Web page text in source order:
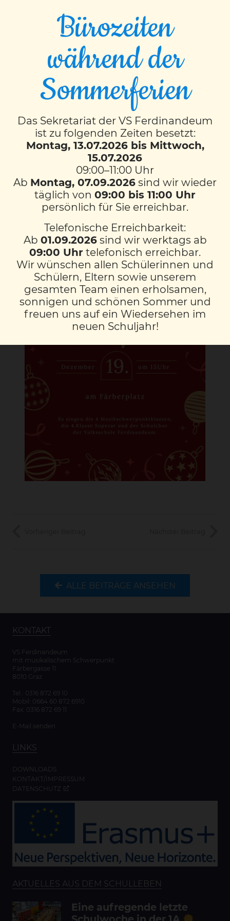
Einladung zum Advent-
Singen
19. Dezember 2025
um 15.00 Uhr, Färberplatz
Graz
Es singen die 4 Musikschwerpunktklassen,
die 4.Klasse Superar und der Schulchor der
Volksschule Ferdinandeum.
ALLE BEITRÄGE ANSEHEN
KONTAKT
VS Ferdinandeum
mit musikalischem Schwerpunkt
Färbergasse 11
8010 Graz
Tel.: 0316 872 69 10
Mobil: 0664 60 872 6910
Fax: 0316 872 69 11
E-Mail senden
LINKS
DOWNLOADS
KONTAKT/IMPRESSUM
DATENSCHUTZ
AKTUELLES AUS DEM SCHULLEBEN
Eine aufregende letzte
Bürozeiten
während der
Sommerferien
Das Sekretariat der VS Ferdinandeum
ist zu folgenden Zeiten besetzt:
Montag, 13.07.2026 bis Mittwoch,
15.07.2026
09:00–11:00 Uhr
Ab Montag, 07.09.2026 sind wir wieder
täglich von 09:00 bis 11:00 Uhr
persönlich für Sie erreichbar.
Telefonische Erreichbarkeit:
Ab 01.09.2026sind wir werktags ab
09:00 Uhr telefonisch erreichbar.
Wir wünschen allen Schülerinnen und
Schülern, Eltern sowie unserem
gesamten Team einen erholsamen,
sonnigen und schönen Sommer und
freuen uns auf ein Wiedersehen im
neuen Schuljahr!